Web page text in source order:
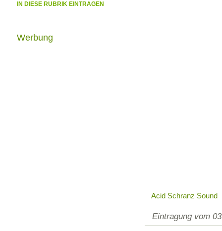
Acid Schranz Sound
Eintragung vom
IN DIESE RUBRIK EINTRAGEN
Werbung